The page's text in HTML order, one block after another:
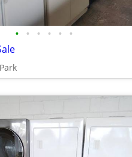
• • • • • •